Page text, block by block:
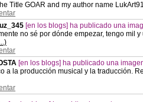
Title GOAR and my author name
[en los blogs] ha publicado una
no sé por dónde empezar, tengo mil
[en los blogs] ha publicado una
a la producción musical y la traducción.